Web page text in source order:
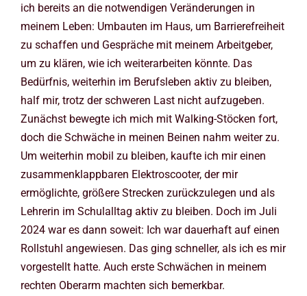
ich bereits an die notwendigen Veränderungen in
meinem Leben: Umbauten im Haus, um Barrierefreiheit
zu schaffen und Gespräche mit meinem Arbeitgeber,
um zu klären, wie ich weiterarbeiten könnte. Das
Bedürfnis, weiterhin im Berufsleben aktiv zu bleiben,
half mir, trotz der schweren Last nicht aufzugeben.
Zunächst bewegte ich mich mit Walking-Stöcken fort,
doch die Schwäche in meinen Beinen nahm weiter zu.
Um weiterhin mobil zu bleiben, kaufte ich mir einen
zusammenklappbaren Elektroscooter, der mir
ermöglichte, größere Strecken zurückzulegen und als
Lehrerin im Schulalltag aktiv zu bleiben. Doch im Juli
2024 war es dann soweit: Ich war dauerhaft auf einen
Rollstuhl angewiesen. Das ging schneller, als ich es mir
vorgestellt hatte. Auch erste Schwächen in meinem
rechten Oberarm machten sich bemerkbar.